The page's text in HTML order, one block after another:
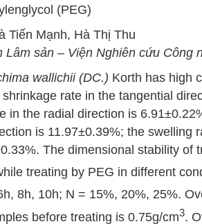
(PEG)
Tiến Mạnh, Hà Thị Thu
Lâm sản – Viện Nghiên cứu Công
wallichii (DC.) Korth has high
rate in the tangential
in the radial direction is
is 11.97±0.39%; the swelling
The dimensional stability of
treating by PEG in different
8h, 10h; N = 15%, 20%, 25%.
before treating is 0.75g/cm3.